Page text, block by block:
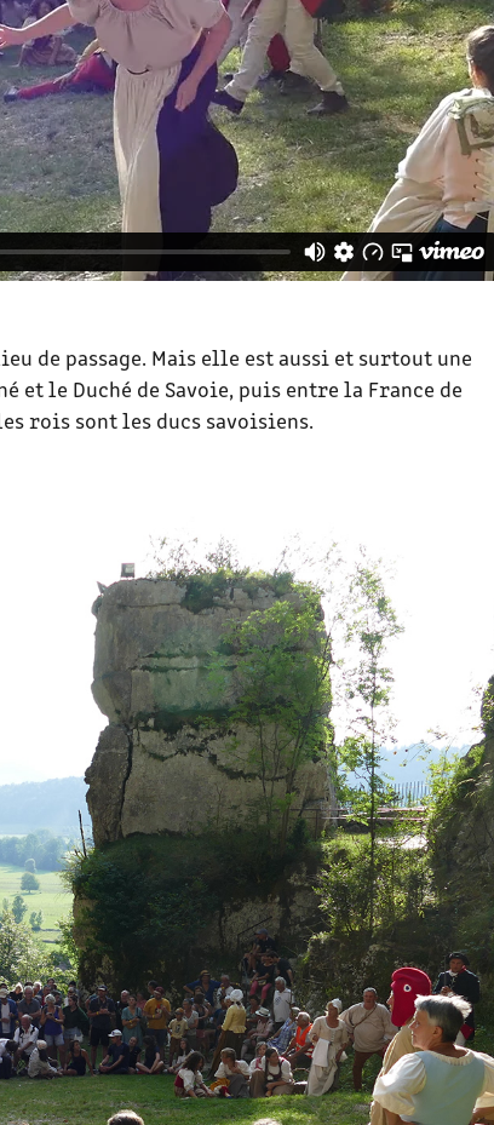
de passage. Mais elle est aussi et surtout une
le Duché de Savoie, puis entre la France de
rois sont les ducs savoisiens.